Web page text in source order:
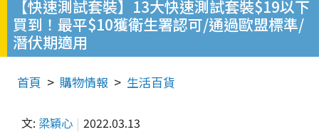
【快速測試套裝】13大快速測試套裝$19以下
買到！最平$10獲衛生署認可/通過歐盟標準/
潛伏期適用
首頁 購物情報 生活百貨
文: 梁穎心 2022.03.13